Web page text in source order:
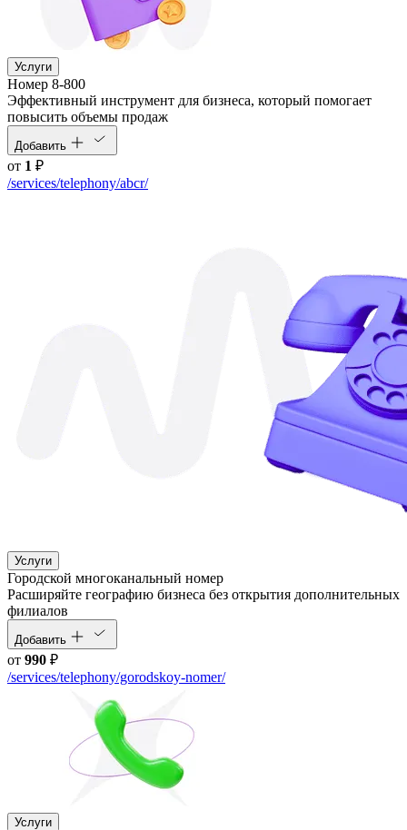
Услуги
Номер 8-800
Эффективный инструмент для бизнеса, который помогает
повысить объемы продаж
Добавить
от 1 ₽
/services/telephony/abcr/
Услуги
Городской многоканальный номер
Расширяйте географию бизнеса без открытия дополнительных
филиалов
Добавить
от 990 ₽
/services/telephony/gorodskoy-nomer/
Услуги